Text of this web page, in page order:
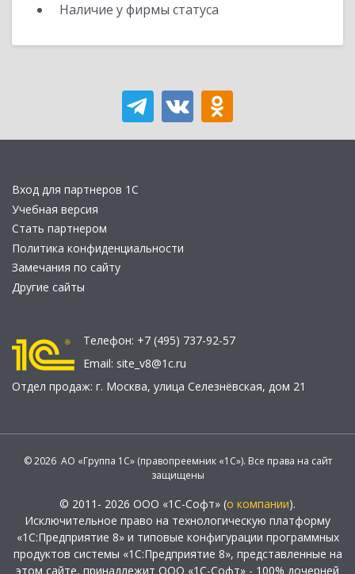
Наличие у фирмы статуса
Вход для партнеров 1С
Учебная версия
Стать партнером
Политика конфиденциальности
Замечания по сайту
Другие сайты
Телефон: +7 (495) 737-92-57
Email: site_v8@1c.ru
Отдел продаж: г. Москва, улица Селезнёвская, дом 21
© 2026 АО «Группа 1С» (правопреемник «1С»). Все права на сайт
защищены
© 2011- 2026 ООО «1С-Софт» (о компании).
Исключительное право на технологическую платформу
«1С:Предприятие 8» и типовые конфигурации программных
продуктов системы «1С:Предприятие 8», представленные на
этом сайте, принадлежит ООО «1С-Софт» - 100% дочерней